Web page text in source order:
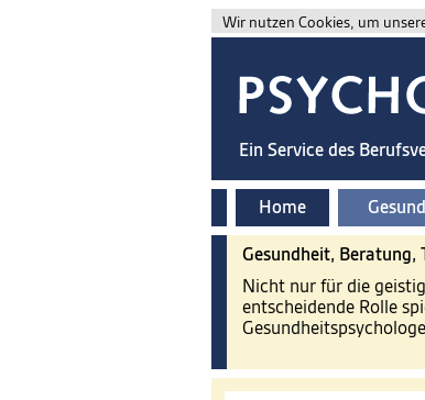
Wir nutzen Cookies, um
Ein Service des
Home
Gesundheit, Beratung,
Nicht nur für die
entscheidende Rolle